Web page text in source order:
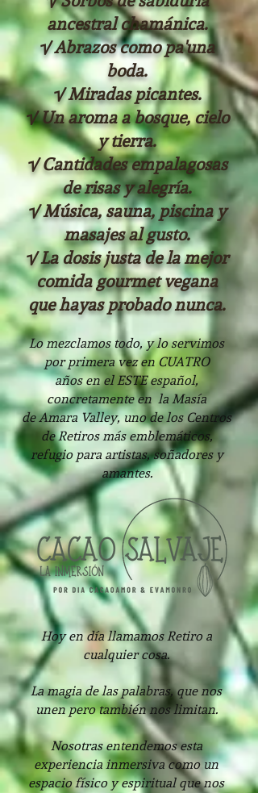
ancestral chamánica.
√ Abrazos como pa'una
boda.
√ Miradas picantes.
√ Un aroma a bosque, cielo
y tierra.
√ Cantidades empalagosas
de risas y alegría.
√ Música, sauna, piscina y
masajes al gusto.
√ La dosis justa de la mejor
comidagourmetvegana
que hayas probado nunca.
Lo mezclamos todo, y lo servimos
por primera vez en CUATRO
añosen el ESTE español,
concretamente en la Masía
deAmara Valley, uno de los Centros
de Retiros másemblemáticos,
refugio para artistas, soñadores y
amantes.
Hoy en día llamamos Retiro a
cualquier cosa.
La magia de las palabras, que nos
unen pero también nos limitan.
Nosotras entendemos esta
experiencia inmersiva como un
espacio físico y espiritual que nos